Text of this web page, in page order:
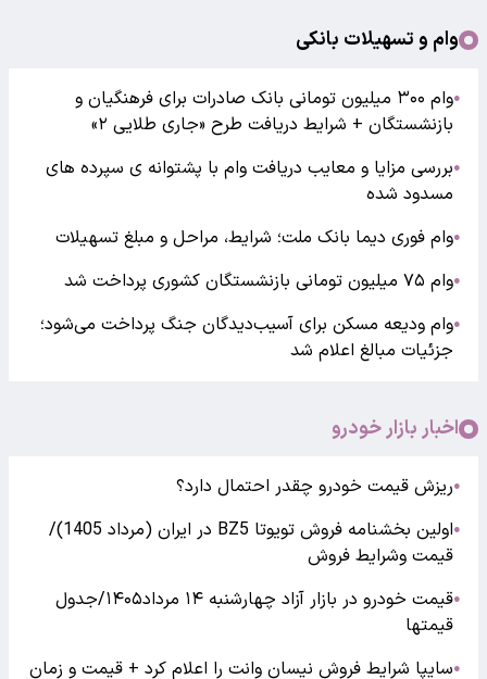
وام و تسهیلات بانکی
●
وام ۳۰۰ میلیون تومانی بانک صادرات برای فرهنگیان و
بازنشستگان + شرایط دریافت طرح «جاری طلایی ۲»
●بررسی مزایا و معایب دریافت وام با پشتوانه ی سپرده های
مسدود شده
●وام فوری دیما بانک ملت؛ شرایط، مراحل و مبلغ تسهیلات
●وام ۷۵ میلیون تومانی بازنشستگان کشوری پرداخت شد
●وام ودیعه مسکن برای آسیب‌دیدگان جنگ پرداخت می‌شود؛
جزئیات مبالغ اعلام شد
اخبار بازار خودرو
●ریزش قیمت خودرو چقدر احتمال دارد؟
●
اولین بخشنامه فروش تویوتا BZ5 در ایران (مرداد 1405)/
قیمت وشرایط فروش
●
قیمت خودرو در بازار آزاد چهارشنبه ۱۴ مرداد۱۴۰۵/جدول
قیمتها
●سایپا شرایط فروش نیسان وانت را اعلام کرد + قیمت و زمان